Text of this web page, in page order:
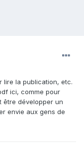
lire la publication, etc.
ici, comme pour
être développer un
envie aux gens de